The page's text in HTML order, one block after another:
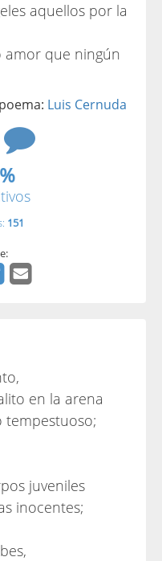
aquellos por la
amor que ningún
Luis Cernuda
151
en la arena
juveniles
inocentes;